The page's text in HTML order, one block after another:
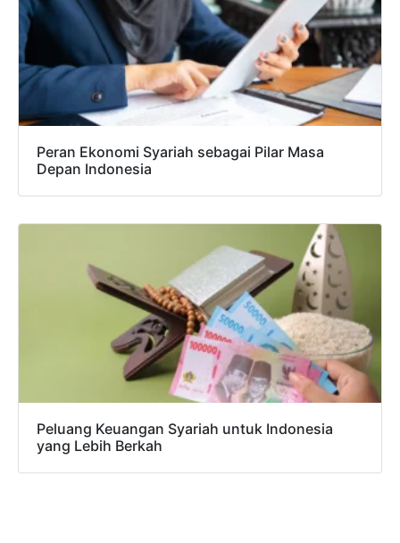
Peran Ekonomi Syariah sebagai Pilar Masa
Depan Indonesia
Peluang Keuangan Syariah untuk Indonesia
yang Lebih Berkah